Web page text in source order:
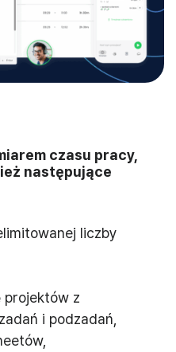
czasu pracy,
następujące
liczby
z
i podzadań,